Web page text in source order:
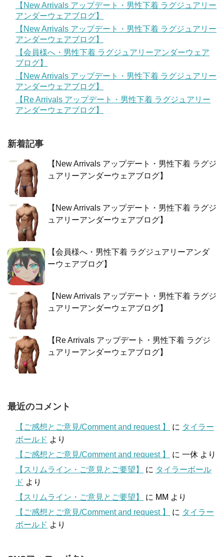
【New Arrivals アップデート・男性下着 ラグジュアリー
アンダーウェアブログ】
【New Arrivals アップデート・男性下着 ラグジュアリー
アンダーウェアブログ】
【会員様へ・男性下着 ラグジュアリーアンダーウェア
ブログ】
【New Arrivals アップデート・男性下着 ラグジュアリー
アンダーウェアブログ】
【Re Arrivals アップデート・男性下着 ラグジュアリー
アンダーウェアブログ】
新着記事
【New Arrivals アップデート・男性下着 ラグジ
ュアリーアンダーウェアブログ】
【New Arrivals アップデート・男性下着 ラグジ
ュアリーアンダーウェアブログ】
【会員様へ・男性下着 ラグジュアリーアンダ
ーウェアブログ】
【New Arrivals アップデート・男性下着 ラグジ
ュアリーアンダーウェアブログ】
【Re Arrivals アップデート・男性下着 ラグジ
ュアリーアンダーウェアブログ】
最近のコメント
【ご感想とご意見/Comment and request 】 に タイラー
ボールド より
【ご感想とご意見/Comment and request 】
に 一休 より
【スリムライン・ご意見とご要望】
に タイラーボール
ド より
【スリムライン・ご意見とご要望】
に MM より
【ご感想とご意見/Comment and request 】
に タイラー
ボールド より